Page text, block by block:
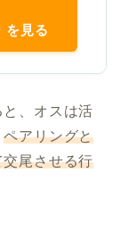
を見る
、オスは活
ペアリングと
尾させる行